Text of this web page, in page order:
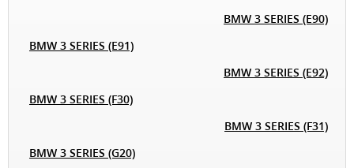
BMW 3 SERIES (E90)
BMW 3 SERIES (E91)
BMW 3 SERIES (E92)
BMW 3 SERIES (F30)
BMW 3 SERIES (F31)
BMW 3 SERIES (G20)